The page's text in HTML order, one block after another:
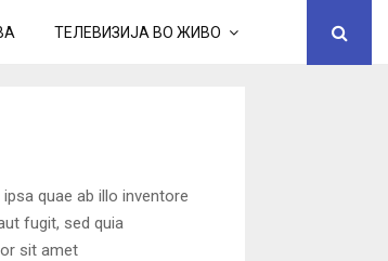
ТЕЛЕВИЗИЈА ВО ЖИВО
quae ab illo inventore
fugit, sed quia
sit amet